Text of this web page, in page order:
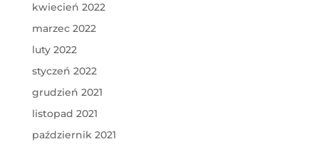
kwiecień 2022
marzec 2022
luty 2022
styczeń 2022
grudzień 2021
listopad 2021
październik 2021